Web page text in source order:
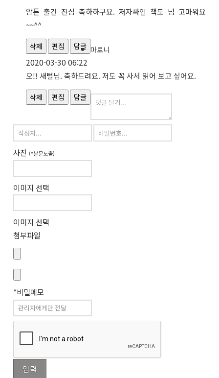
암튼 출간 진심 축하하구요. 저자싸인 책도 넘 고마워요
~~^^
삭제 편집 답글 마로니
2020-03-30 06:22
오!! 새털님. 축하드려요. 저도 꼭 사서 읽어 보고 싶어요.
삭제 편집 답글
사진 (*본문노출)
이미지 선택
이미지 선택
첨부파일
*비밀메모